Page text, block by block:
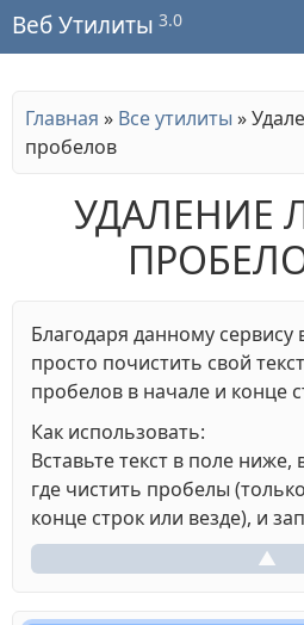
Веб Утилиты 3.0
Главная » Все утилиты »
пробелов
УДАЛЕНИЕ
Благодаря данному
просто почистить свой
пробелов в начале и конце
Как использовать:
Вставьте текст в поле ниже,
где чистить пробелы
конце строк или везде), и
▲